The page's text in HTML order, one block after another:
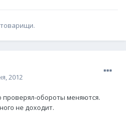
товарищи.
2012
проверял-обороты меняются.
не доходит.